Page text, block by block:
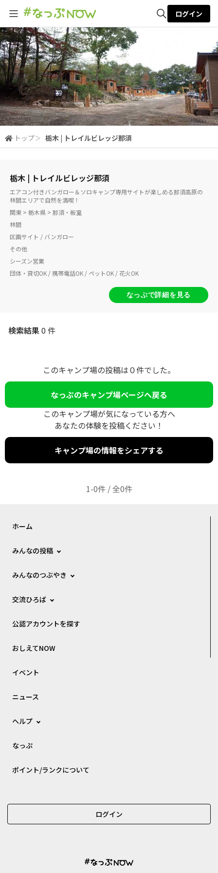
全体検索
検索
ログイン
トップ＞ 栃木 | トレイルビレッジ那須
栃木 | トレイルビレッジ那須
エアコン付きバンガロー＆ソロキャンプ専用サイトが楽しめる那須高原の
林間エリアで自然を満喫！
関東 > 栃木県 > 那須・板室
林間
区画サイト / バンガロー
その他
シーズン営業
団体・貸切OK / 携帯電話OK / ペットOK / 花火OK
なっぷで詳細を見る
検索結果 0 件
このキャンプ場の投稿は０件でした。
なっぷのキャンプ場ページへ戻る
このキャンプ場が気になっている方へ
あなたの体験を投稿ください！
キャンプ場の情報をシェアする
1-0件 / 全0件
ホーム
みんなの投稿
みんなのつぶやき
交流ひろば
公認アカウントを探す
おしえてNOW
イベント
ニュース
ヘルプ
なっぷ
ポイント/ランクについて
ログイン